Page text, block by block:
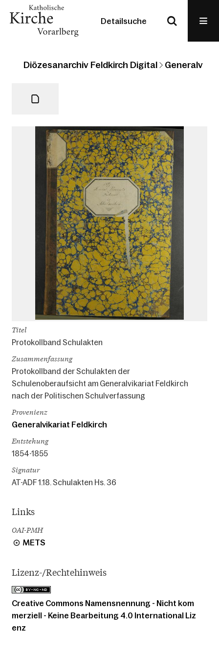
Detailsuche
Diözesanarchiv Feldkirch Digital
Titel
Protokollband Schulakten
Zusammenfassung
Protokollband der Schulakten der
Schulenoberaufsicht am Generalvikariat Feldkirch
nach der Politischen Schulverfassung
Provenienz
Generalvikariat Feldkirch
Entstehung
1854-1855
Signatur
AT-ADF 1.18. Schulakten Hs. 36
Links
OAI-PMH
METS
Lizenz-/Rechtehinweis
Creative Commons Namensnennung - Nicht kom
merziell - Keine Bearbeitung 4.0 International Liz
enz